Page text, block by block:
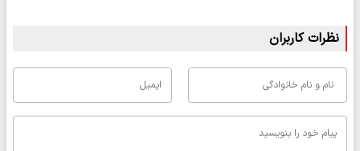
نظرات کاربران